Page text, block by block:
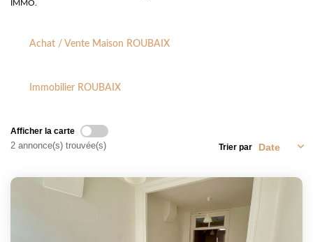
FAIRE GÉRER
NOTRE CABINET
IMMO.
Achat / Vente Maison ROUBAIX
Immobilier ROUBAIX
Afficher la carte
2 annonce(s) trouvée(s) Trier par